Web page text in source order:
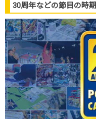
30周年などの節目の時期